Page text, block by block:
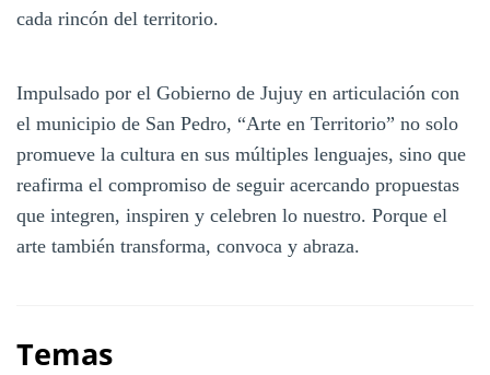
cada rincón del territorio.
Impulsado por el Gobierno de Jujuy en articulación con
el municipio de San Pedro, “Arte en Territorio” no solo
promueve la cultura en sus múltiples lenguajes, sino que
reafirma el compromiso de seguir acercando propuestas
que integren, inspiren y celebren lo nuestro. Porque el
arte también transforma, convoca y abraza.
Temas